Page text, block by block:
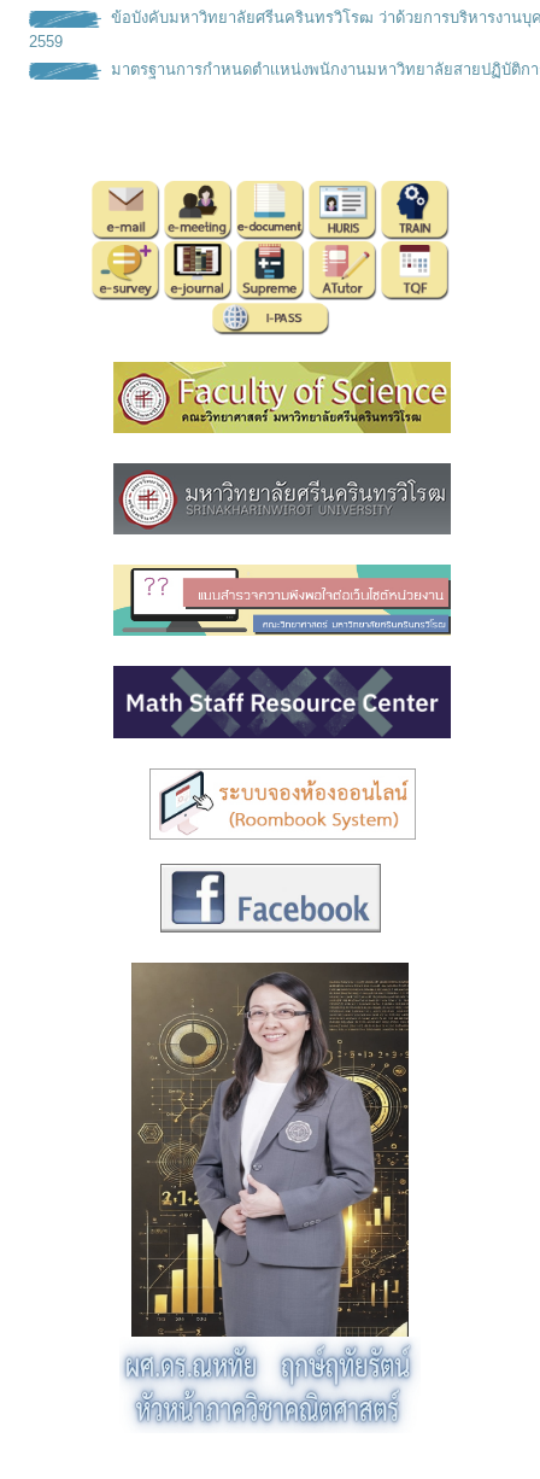
ข้อบังคับมหาวิทยาลัยศรีนครินทรวิโรฒ ว่าด้วยการบริหารงาน
2559
มาตรฐานการกำหนดตำเเหน่งพนักงานมหาวิทยาลัยสายปฏิบัติก